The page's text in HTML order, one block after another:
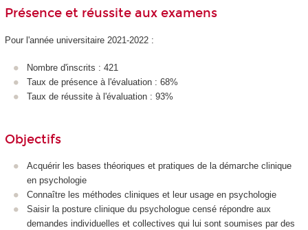
Présence et réussite aux examens
Pour l'année universitaire 2021-2022 :
Nombre d'inscrits : 421
Taux de présence à l'évaluation : 68%
Taux de réussite à l'évaluation : 93%
Objectifs
Acquérir les bases théoriques et pratiques de la démarche clinique
en psychologie
Connaître les méthodes cliniques et leur usage en psychologie
Saisir la posture clinique du psychologue censé répondre aux
demandes individuelles et collectives qui lui sont soumises par des